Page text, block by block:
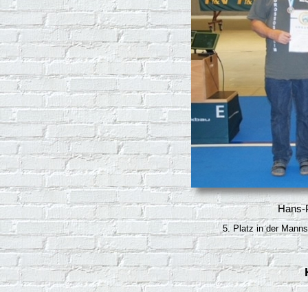
Hans-
5. Platz in der